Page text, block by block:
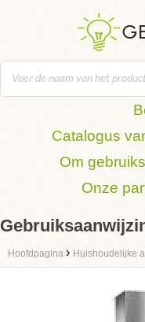
Catalogus
Om
Onze
Hoofdpagina › Huishoudelijke